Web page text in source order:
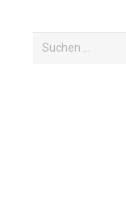
Suchen